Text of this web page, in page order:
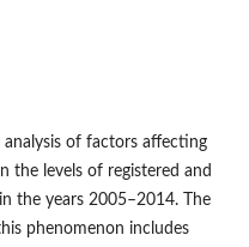
analysis of factors affecting
the levels of registered and
the years 2005–2014. The
phenomenon includes